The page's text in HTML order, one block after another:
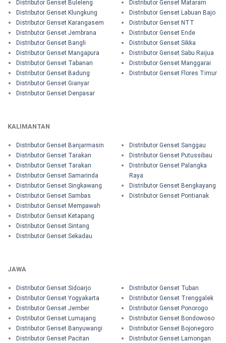
Distributor Genset Buleleng
Distributor Genset Klungkung
Distributor Genset Karangasem
Distributor Genset Jembrana
Distributor Genset Bangli
Distributor Genset Mangapura
Distributor Genset Tabanan
Distributor Genset Badung
Distributor Genset Gianyar
Distributor Genset Denpasar
Distributor Genset Mataram
Distributor Genset Labuan Bajo
Distributor Genset NTT
Distributor Genset Ende
Distributor Genset Sikka
Distributor Genset Sabu Raijua
Distributor Genset Manggarai
Distributor Genset Flores Timur
KALIMANTAN
Distributor Genset Banjarmasin
Distributor Genset Tarakan
Distributor Genset Tarakan
Distributor Genset Samarinda
Distributor Genset Singkawang
Distributor Genset Sambas
Distributor Genset Mempawah
Distributor Genset Ketapang
Distributor Genset Sintang
Distributor Genset Sekadau
Distributor Genset Sanggau
Distributor Genset Putussibau
Distributor Genset Palangka
Raya
Distributor Genset Bengkayang
Distributor Genset Pontianak
JAWA
Distributor Genset Sidoarjo
Distributor Genset Yogyakarta
Distributor Genset Jember
Distributor Genset Lumajang
Distributor Genset Banyuwangi
Distributor Genset Pacitan
Distributor Genset Tuban
Distributor Genset Trenggalek
Distributor Genset Ponorogo
Distributor Genset Bondowoso
Distributor Genset Bojonegoro
Distributor Genset Lamongan